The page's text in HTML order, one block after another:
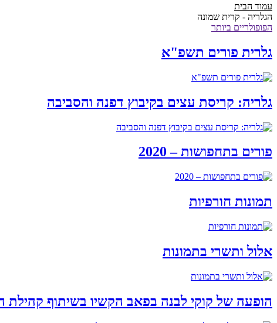
עמוד הבית
הגלריה - קרית שמונה
הפופולריים ביותר
גלרית פורים תשפ"א
גלריה: קריסת עצים בקיבוץ דפנה והסביבה
פורים בתחפושות – 2020
תמונות חורפיות
אלול ותשרי בתמונות
הופעה של קוקי לבנה בפאב הקשיו בשיתוף קהילת